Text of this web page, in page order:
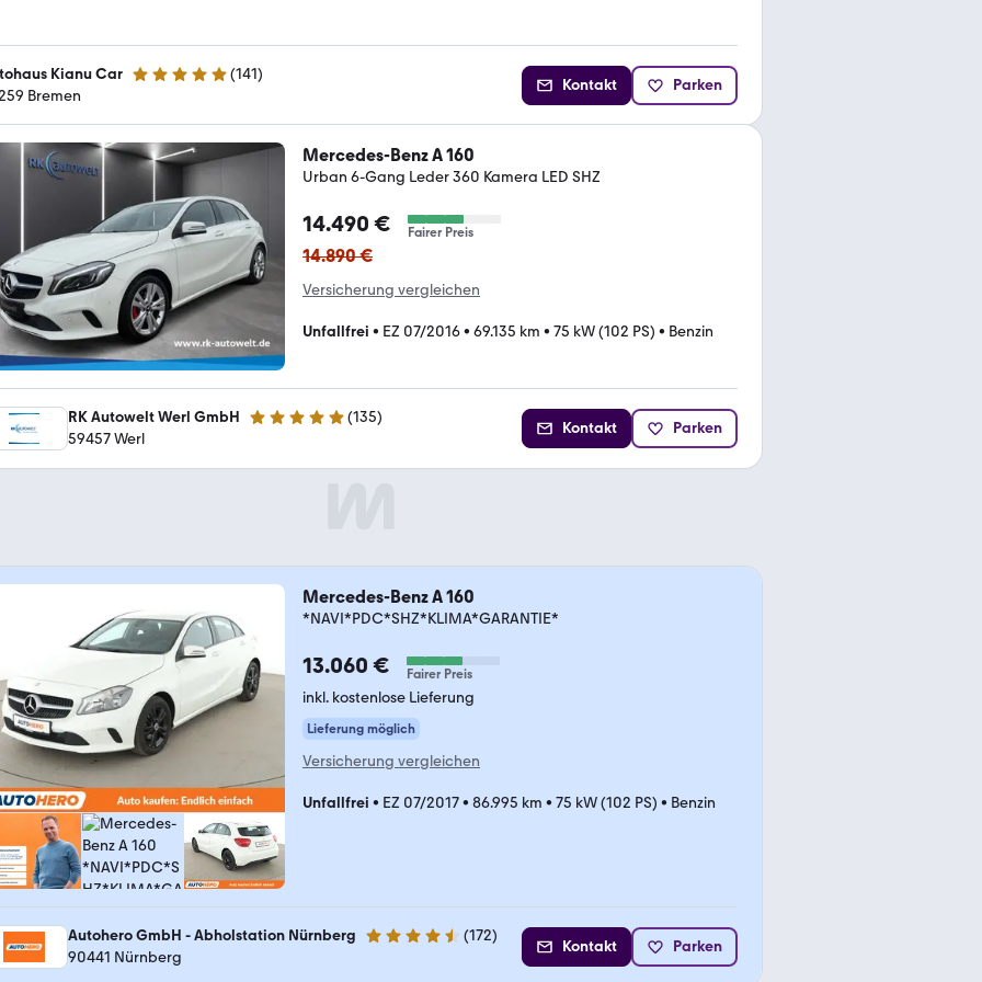
Kianu Car 4.9 Sterne (141)
Bremen
Kontakt Parken
Mercedes-Benz A 160
Urban 6-Gang Leder 360 Kamera LED SHZ
14.490 € Fairer Preis
14.890 €
Versicherung vergleichen
Unfallfrei • EZ 07/2016• 69.135 km • 75 kW (102 PS) • Benzin
RK Autowelt Werl GmbH 5 Sterne (135)
59457 Werl
Kontakt Parken
Mercedes-Benz A 160
*NAVI*PDC*SHZ*KLIMA*GARANTIE*
13.060 € Fairer Preis
inkl. kostenlose Lieferung
Lieferung möglich
Versicherung vergleichen
Unfallfrei • EZ 07/2017• 86.995 km • 75 kW (102 PS) • Benzin
Autohero GmbH - Abholstation Nürnberg 4.5 Sterne (172)
90441 Nürnberg
Kontakt Parken